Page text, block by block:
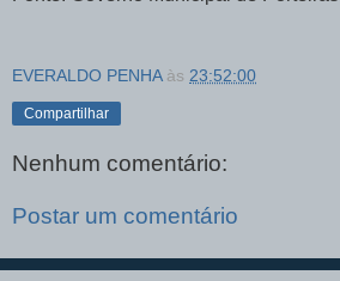
EVERALDO PENHA às 23:52:00
Compartilhar
Nenhum comentário:
Postar um comentário